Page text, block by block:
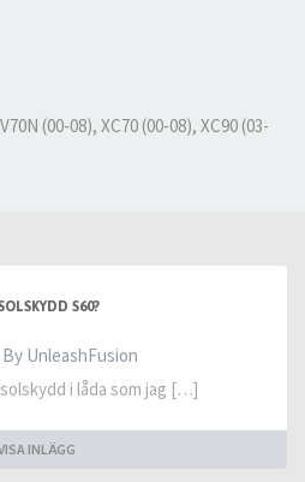
(00-08), XC70 (00-08), XC90 (03-
S60?
UnleashFusion
i låda som jag […]
INLÄGG